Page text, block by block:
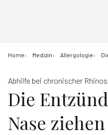
Home Medizin Allergologie
Abhilfe bei chronischer
Die
Nase ziehen